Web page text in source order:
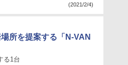
(2021/2/4)
所を提案する「N-VAN
る1台